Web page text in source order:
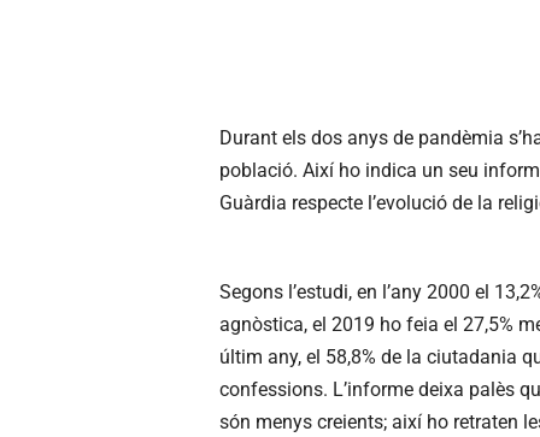
Durant els dos anys de pandèmia
població. Així ho indica un seu
Guàrdia respecte l’evolució de la
Segons l’estudi, en l’any 2000 el
agnòstica, el 2019 ho feia el 27,5%
últim any, el 58,8% de la ciutadania
confessions. L’informe deixa palès
són menys creients; així ho retraten